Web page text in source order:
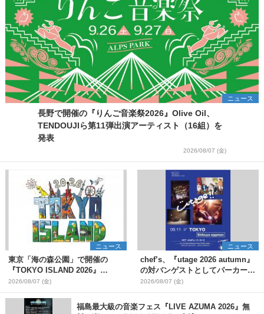
ニュース
長野で開催の『りんご音楽祭2026』Olive Oil、
TENDOUJIら第11弾出演アーティスト（16組）を
発表
2026/08/07 (金)
ニュース
東京「海の森公園」で開催の
『TOKYO ISLAND 2026』
BIGMAMA、flumpoolら第3弾出
演者7組を発表 ワークショッ
プ・アート出展者を募集
2026/08/07 (金)
ニュース
chef’s、『utage 2026 autumn』
の対バンゲストとしてパーカーズ
を発表
2026/08/07 (金)
福島最大級の音楽フェス『LIVE AZUMA 2026』無